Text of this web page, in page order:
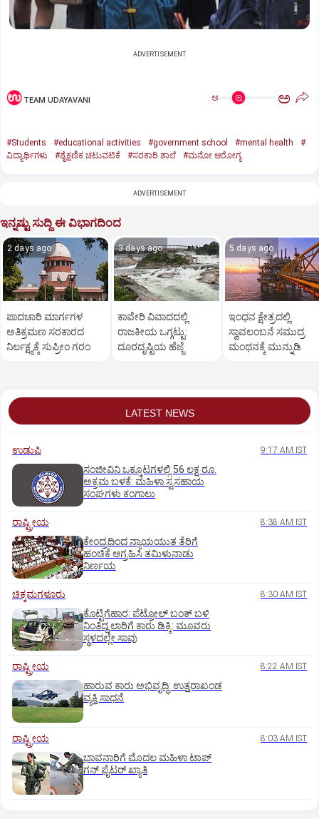
ADVERTISEMENT
TEAM UDAYAVANI ಅ ಅ
#Students #educational activities #government school #mental health
#
ವಿದ್ಯಾರ್ಥಿಗಳು
#ಶೈಕ್ಷಣಿಕ ಚಟುವಟಿಕೆ #ಸರಕಾರಿ ಶಾಲೆ #ಮನೋ ಆರೋಗ್ಯ
ADVERTISEMENT
ಇನ್ನಷ್ಟು ಸುದ್ದಿ ಈ ವಿಭಾಗದಿಂದ
2 days ago
ಪಾದಚಾರಿ ಮಾರ್ಗಗಳ
ಅತಿಕ್ರಮಣ ಸರಕಾರದ
ನಿರ್ಲಕ್ಷ್ಯಕ್ಕೆ ಸುಪ್ರೀಂ ಗರಂ
3 days ago
ಕಾವೇರಿ ವಿವಾದದಲ್ಲಿ
ರಾಜಕೀಯ ಒಗ್ಗಟ್ಟು:
ದೂರದೃಷ್ಟಿಯ ಹೆಜ್ಜೆ
5 days ago
ಇಂಧನ ಕ್ಷೇತ್ರದಲ್ಲಿ
ಸ್ವಾವಲಂಬನೆ ಸಮುದ್ರ
ಮಂಥನಕ್ಕೆ ಮುನ್ನುಡಿ
LATEST NEWS
ಉಡುಪಿ 9:17 AM IST
ಸಂಜೀವಿನಿ ಒಕ್ಕೂಟಗಳಲ್ಲಿ 56 ಲಕ್ಷ ರೂ.
ಅಕ್ರಮ ಬಳಕೆ: ಮಹಿಳಾ ಸ್ವಸಹಾಯ
ಸಂಘಗಳು ಕಂಗಾಲು
ರಾಷ್ಟ್ರೀಯ 8:38 AM IST
ಕೇಂದ್ರದಿಂದ ನ್ಯಾಯಯುತ ತೆರಿಗೆ
ಹಂಚಿಕೆ ಆಗ್ರಹಿಸಿ ತಮಿಳುನಾಡು
ನಿರ್ಣಯ
ಚಿಕ್ಕಮಗಳೂರು 8:30 AM IST
ಕೊಟ್ಟಿಗೆಹಾರ: ಪೆಟ್ರೋಲ್ ಬಂಕ್ ಬಳಿ
ನಿಂತಿದ್ದ ಲಾರಿಗೆ ಕಾರು ಡಿಕ್ಕಿ: ಮೂವರು
ಸ್ಥಳದಲ್ಲೇ ಸಾವು
ರಾಷ್ಟ್ರೀಯ 8:22 AM IST
ಹಾರುವ ಕಾರು ಅಭಿವೃದ್ಧಿ: ಉತ್ತರಾಖಂಡ
ವ್ಯಕ್ತಿ ಸಾಧನೆ
ರಾಷ್ಟ್ರೀಯ 8:03 AM IST
ಭಾವನಾರಿಗೆ ಮೊದಲ ಮಹಿಳಾ ಟಾಪ್‌
ಗನ್‌ ಫೈಟರ್‌ ಖ್ಯಾತಿ